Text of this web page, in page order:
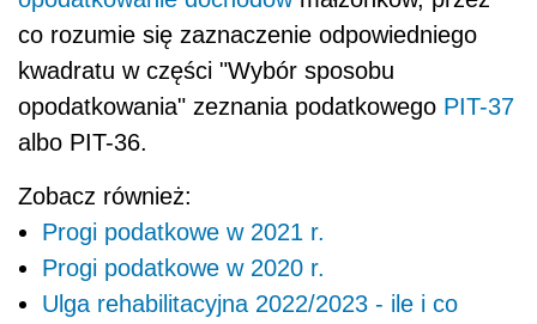
co rozumie się zaznaczenie odpowiedniego
kwadratu w części "Wybór sposobu
opodatkowania" zeznania podatkowego PIT-37
albo PIT-36.
Zobacz również:
Progi podatkowe w 2021 r.
Progi podatkowe w 2020 r.
Ulga rehabilitacyjna 2022/2023 - ile i co